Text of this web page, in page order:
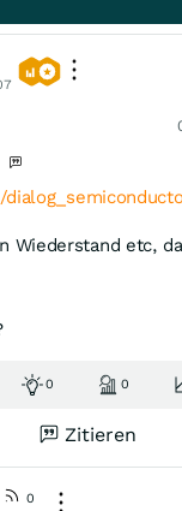
Wiederstand etc,
0 0
Zitieren
0